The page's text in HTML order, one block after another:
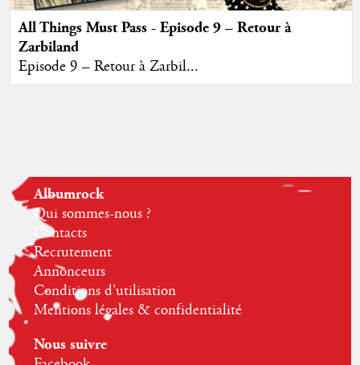
All Things Must Pass - Episode 9 – Retour à
Zarbiland
Episode 9 – Retour à Zarbil...
Albumrock
Qui sommes-nous ?
Contacts
Recrutement
Annonceurs
Conditions d'utilisation
Mentions légales & confidentialité
Nous suivre